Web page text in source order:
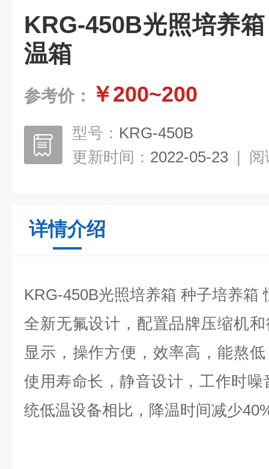
KRG-450B光照培养
温箱
参考价： ￥200~200
型号： KRG-450B
更新时间： 2022-05-23 | 阅
详情介绍
KRG-450B光照培养箱 种子培养箱
全新无氟设计，配置品牌压缩机
显示，操作方便，效率高，能熬
使用寿命长，静音设计，工作时
统低温设备相比，降温时间减少